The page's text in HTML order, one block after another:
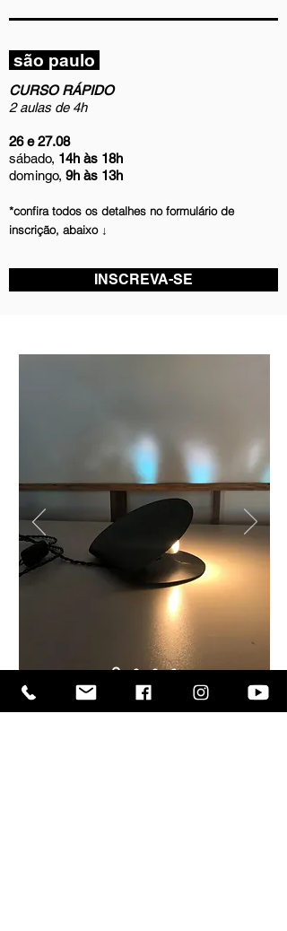
são paulo
CURSO RÁPIDO
2 aulas de 4h
26 e 27.08
sábado, 14h às 18h
domingo, 9h às 13h
*confira todos os detalhes no formulário de
inscrição, abaixo ↓
INSCREVA-SE